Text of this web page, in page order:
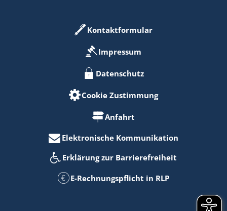
Kontaktformular
Impressum
Datenschutz
Cookie Zustimmung
Anfahrt
Elektronische Kommunikation
Erklärung zur Barrierefreiheit
E-Rechnungspflicht in RLP